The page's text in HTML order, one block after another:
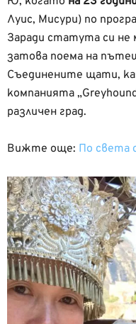
Луис, Мисури) по
Заради статута си не
затова поема на
Съединените щати,
компанията
различен град.
Вижте още: По света